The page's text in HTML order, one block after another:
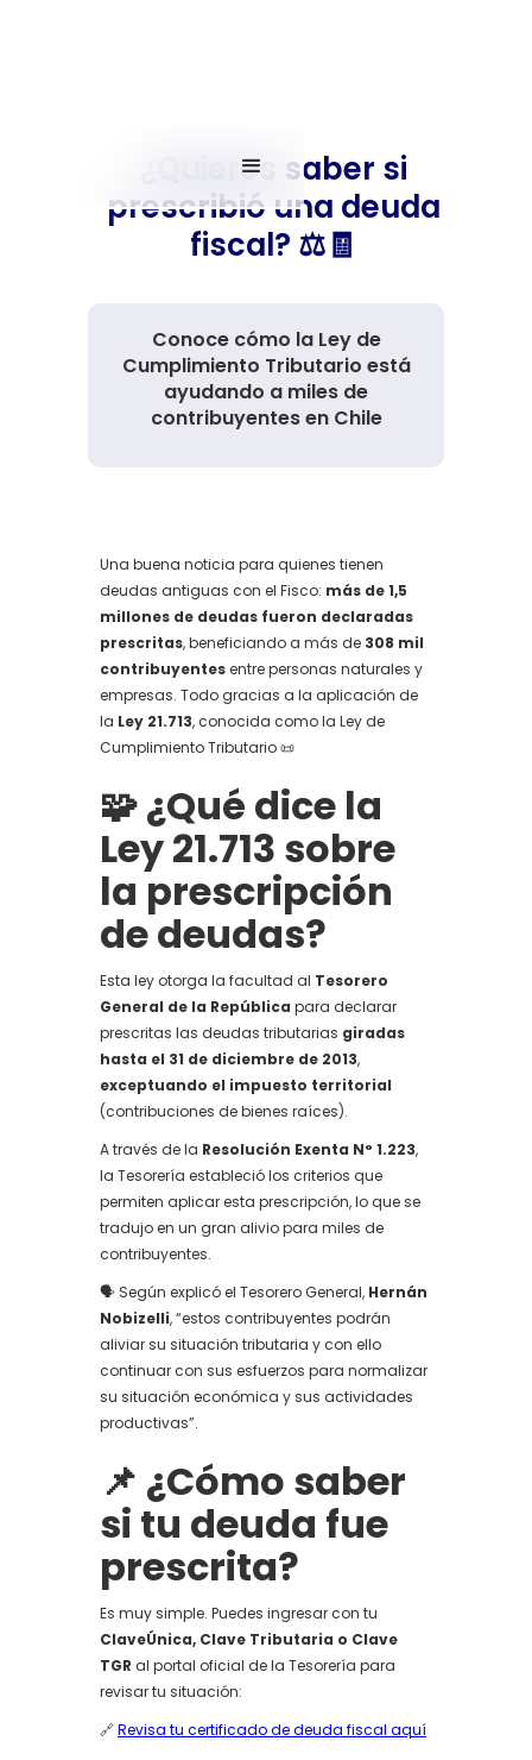
¿Quieres saber si
prescribió una deuda
fiscal? ⚖️🧾
Conoce cómo la Ley de
Cumplimiento Tributario está
ayudando a miles de
contribuyentes en Chile
Una buena noticia para quienes tienen
deudas antiguas con el Fisco: más de 1,5
millones de deudas fueron declaradas
prescritas, beneficiando a más de 308 mil
contribuyentesentre personas naturales y
empresas. Todo gracias a la aplicación de
la Ley 21.713, conocida como la Ley de
Cumplimiento Tributario 📜
🧩 ¿Qué dice la
Ley 21.713 sobre
la prescripción
de deudas?
Esta ley otorga la facultad al Tesorero
General de la República para declarar
prescritas las deudas tributarias giradas
hasta el 31 de diciembre de 2013,
exceptuando el impuesto territorial
(contribuciones de bienes raíces).
A través de la Resolución Exenta N° 1.223,
la Tesorería estableció los criterios que
permiten aplicar esta prescripción, lo que se
tradujo en un gran alivio para miles de
contribuyentes.
🗣️ Según explicó el Tesorero General, Hernán
Nobizelli, “estos contribuyentes podrán
aliviar su situación tributaria y con ello
continuar con sus esfuerzos para normalizar
su situación económica y sus actividades
productivas”.
📌 ¿Cómo saber
si tu deuda fue
prescrita?
Es muy simple. Puedes ingresar con tu
ClaveÚnica, Clave Tributaria o Clave
TGR al portal oficial de la Tesorería para
revisar tu situación:
🔗Revisa tu certificado de deuda fiscal aquí